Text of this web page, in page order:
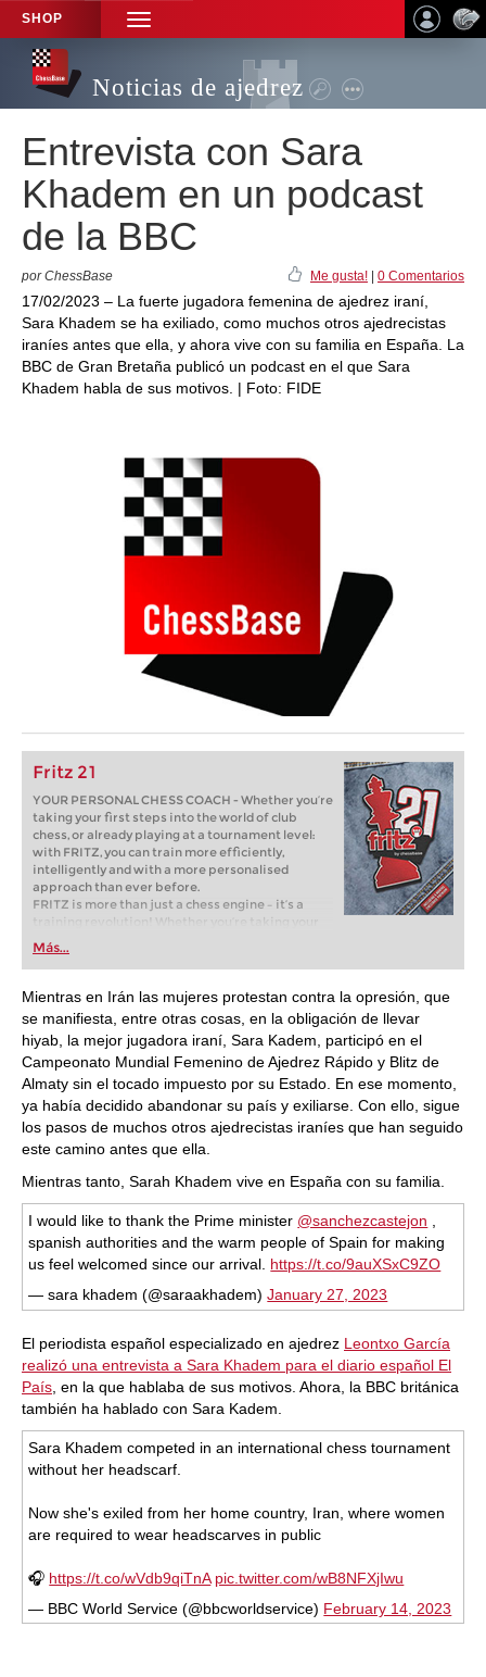
SHOP
TOGGLE
NAVIGATION
Noticias de ajedrez
Entrevista con Sara
Khadem en un podcast
de la BBC
por ChessBase Me gusta! 0 Comentarios
17/02/2023 – La fuerte jugadora femenina de ajedrez iraní,
Sara Khadem se ha exiliado, como muchos otros ajedrecistas
iraníes antes que ella, y ahora vive con su familia en España. La
BBC de Gran Bretaña publicó un podcast en el que Sara
Khadem habla de sus motivos. | Foto: FIDE
Fritz 21
YOUR PERSONAL CHESS COACH - Whether you’re
taking your first steps into the world of club
chess, or already playing at a tournament level:
with FRITZ, you can train more efficiently,
intelligently and with a more personalised
approach than ever before.
FRITZ is more than just a chess engine – it’s a
training revolution! Whether you’re taking your
first steps into the world of club chess, or already
playing at a tournament level: with FRITZ, you can
train more efficiently, intelligently and with a
more personalised approach than ever before.
Más...
Mientras en Irán las mujeres protestan contra la opresión, que
se manifiesta, entre otras cosas, en la obligación de llevar
hiyab, la mejor jugadora iraní, Sara Kadem, participó en el
Campeonato Mundial Femenino de Ajedrez Rápido y Blitz de
Almaty sin el tocado impuesto por su Estado. En ese momento,
ya había decidido abandonar su país y exiliarse. Con ello, sigue
los pasos de muchos otros ajedrecistas iraníes que han seguido
este camino antes que ella.
Mientras tanto, Sarah Khadem vive en España con su familia.
I would like to thank the Prime minister @sanchezcastejon ,
spanish authorities and the warm people of Spain for making
us feel welcomed since our arrival. https://t.co/9auXSxC9ZO
— sara khadem (@saraakhadem)January 27, 2023
El periodista español especializado en ajedrez Leontxo García
realizó una entrevista a Sara Khadem para el diario español El
País , en la que hablaba de sus motivos. Ahora, la BBC británica
también ha hablado con Sara Kadem.
Sara Khadem competed in an international chess tournament
without her headscarf.
Now she's exiled from her home country, Iran, where women
are required to wear headscarves in public
🎧 https://t.co/wVdb9qiTnA pic.twitter.com/wB8NFXjIwu
— BBC World Service (@bbcworldservice) February 14, 2023